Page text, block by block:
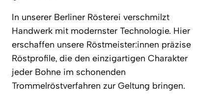
In unserer Berliner Rösterei verschmilzt
Handwerk mit modernster Technologie. Hier
erschaffen unsere Röstmeister:innen präzise
Röstprofile, die den einzigartigen Charakter
jeder Bohne im schonenden
Trommelröstverfahren zur Geltung bringen.